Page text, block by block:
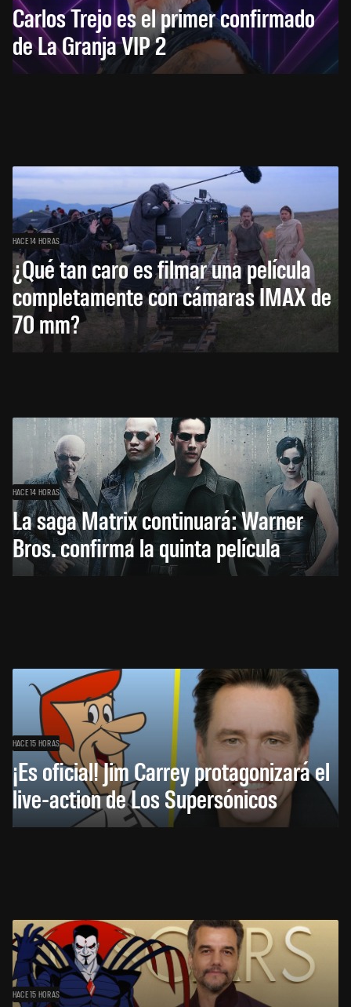
Carlos Trejo es el primer confirmado
de La Granja VIP 2
HACE 14 HORAS
¿Qué tan caro es filmar una película
completamente con cámaras IMAX de
70 mm?
HACE 14 HORAS
La saga Matrix continuará: Warner
Bros. confirma la quinta película
HACE 15 HORAS
¡Es oficial! Jim Carrey protagonizará el
live-action de Los Supersónicos
HACE 15 HORAS